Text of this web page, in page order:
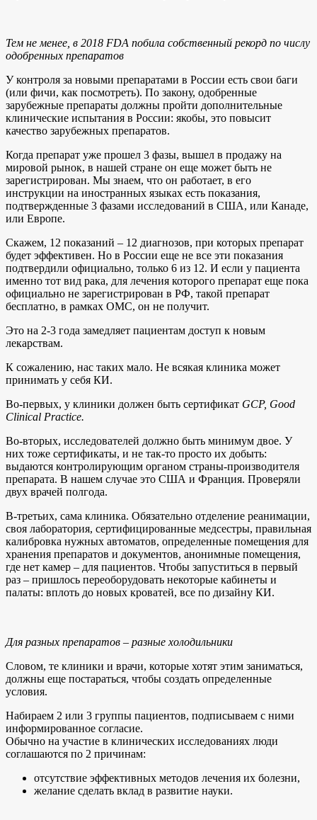
Тем не менее, в 2018 FDA побила собственный рекорд по числу
одобренных препаратов
У контроля за новыми препаратами в России есть свои баги
(или фичи, как посмотреть). По закону, одобренные
зарубежные препараты должны пройти дополнительные
клинические испытания в России: якобы, это повысит
качество зарубежных препаратов.
Когда препарат уже прошел 3 фазы, вышел в продажу на
мировой рынок, в нашей стране он еще может быть не
зарегистрирован. Мы знаем, что он работает, в его
инструкции на иностранных языках есть показания,
подтвержденные 3 фазами исследований в США, или Канаде,
или Европе.
Скажем, 12 показаний – 12 диагнозов, при которых препарат
будет эффективен. Но в России еще не все эти показания
подтвердили официально, только 6 из 12. И если у пациента
именно тот вид рака, для лечения которого препарат еще пока
официально не зарегистрирован в РФ, такой препарат
бесплатно, в рамках ОМС, он не получит.
Это на 2-3 года замедляет пациентам доступ к новым
лекарствам.
К сожалению, нас таких мало. Не всякая клиника может
принимать у себя КИ.
Во-первых, у клиники должен быть сертификат GCP, Good
Clinical Practice.
Во-вторых, исследователей должно быть минимум двое. У
них тоже сертификаты, и не так-то просто их добыть:
выдаются контролирующим органом страны-производителя
препарата. В нашем случае это США и Франция. Проверяли
двух врачей полгода.
В-третьих, сама клиника. Обязательно отделение реанимации,
своя лаборатория, сертифицированные медсестры, правильная
калибровка нужных автоматов, определенные помещения для
хранения препаратов и документов, анонимные помещения,
где нет камер – для пациентов. Чтобы запуститься в первый
раз – пришлось переоборудовать некоторые кабинеты и
палаты: вплоть до новых кроватей, все по дизайну КИ.
Для разных препаратов – разные холодильники
Словом, те клиники и врачи, которые хотят этим заниматься,
должны еще постараться, чтобы создать определенные
условия.
Набираем 2 или 3 группы пациентов, подписываем с ними
информированное согласие.
Обычно на участие в клинических исследованиях люди
соглашаются по 2 причинам:
отсутствие эффективных методов лечения их болезни,
желание сделать вклад в развитие науки.